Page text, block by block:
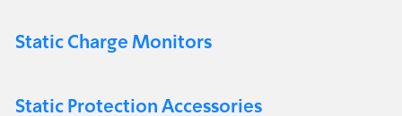
Static Charge Monitors
Static Protection Accessories